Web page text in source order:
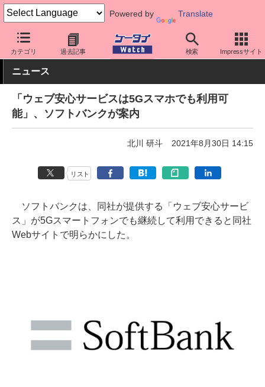
Powered by Translate
カテゴリ 過去記事 検索 Impressサイト
ケータイ Watch キャリア ソフトバンク アプリ・サービス
ニュース
「ウェブ安心サービスは5Gスマホでも利用可
能」、ソフトバンクが案内
北川 研斗 2021年8月30日 14:15
リスト
ソフトバンクは、同社が提供する「ウェブ安心サービ
ス」が5Gスマートフォンでも継続して利用できると同社
Webサイトで明らかにした。